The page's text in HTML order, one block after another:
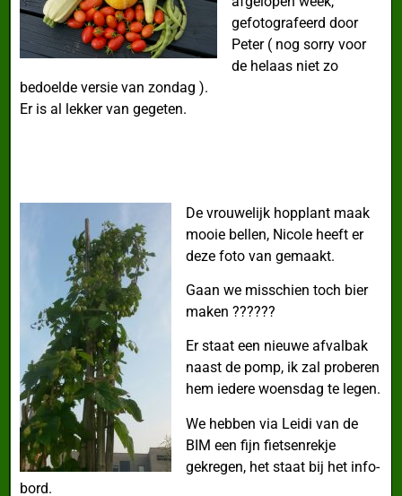
gefotografeerd door
Peter ( nog sorry voor
de helaas niet zo
bedoelde versie van zondag ).
Er is al lekker van gegeten.
De vrouwelijk hopplant maak
mooie bellen, Nicole heeft er
deze foto van gemaakt.
Gaan we misschien toch bier
maken ??????
Er staat een nieuwe afvalbak
naast de pomp, ik zal proberen
hem iedere woensdag te legen.
We hebben via Leidi van de
BIM een fijn fietsenrekje
gekregen, het staat bij het info-
bord.